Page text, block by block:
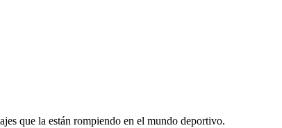
que la están rompiendo en el mundo deportivo.